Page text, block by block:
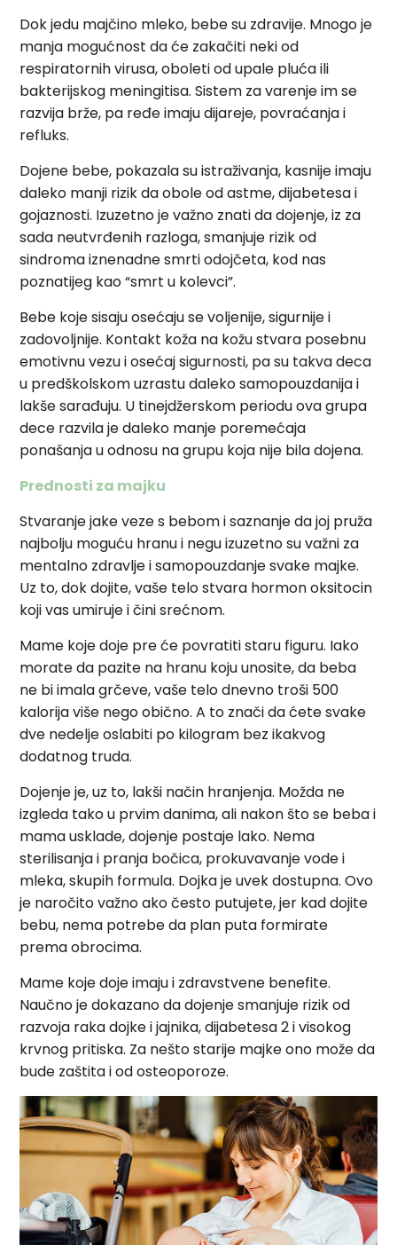
Dok jedu majčino mleko, bebe su zdravije. Mnogo je
manja mogućnost da će zakačiti neki od
respiratornih virusa, oboleti od upale pluća ili
bakterijskog meningitisa. Sistem za varenje im se
razvija brže, pa ređe imaju dijareje, povraćanja i
refluks.
Dojene bebe, pokazala su istraživanja, kasnije imaju
daleko manji rizik da obole od astme, dijabetesa i
gojaznosti. Izuzetno je važno znati da dojenje, iz za
sada neutvrđenih razloga, smanjuje rizik od
sindroma iznenadne smrti odojčeta, kod nas
poznatijeg kao “smrt u kolevci”.
Bebe koje sisaju osećaju se voljenije, sigurnije i
zadovoljnije. Kontakt koža na kožu stvara posebnu
emotivnu vezu i osećaj sigurnosti, pa su takva deca
u predškolskom uzrastu daleko samopouzdanija i
lakše sarađuju. U tinejdžerskom periodu ova grupa
dece razvila je daleko manje poremećaja
ponašanja u odnosu na grupu koja nije bila dojena.
Prednosti za majku
Stvaranje jake veze s bebom i saznanje da joj pruža
najbolju moguću hranu i negu izuzetno su važni za
mentalno zdravlje i samopouzdanje svake majke.
Uz to, dok dojite, vaše telo stvara hormon oksitocin
koji vas umiruje i čini srećnom.
Mame koje doje pre će povratiti staru figuru. Iako
morate da pazite na hranu koju unosite, da beba
ne bi imala grčeve, vaše telo dnevno troši 500
kalorija više nego obično. A to znači da ćete svake
dve nedelje oslabiti po kilogram bez ikakvog
dodatnog truda.
Dojenje je, uz to, lakši način hranjenja. Možda ne
izgleda tako u prvim danima, ali nakon što se beba i
mama usklade, dojenje postaje lako. Nema
sterilisanja i pranja bočica, prokuvavanje vode i
mleka, skupih formula. Dojka je uvek dostupna. Ovo
je naročito važno ako često putujete, jer kad dojite
bebu, nema potrebe da plan puta formirate
prema obrocima.
Mame koje doje imaju i zdravstvene benefite.
Naučno je dokazano da dojenje smanjuje rizik od
razvoja raka dojke i jajnika, dijabetesa 2 i visokog
krvnog pritiska. Za nešto starije majke ono može da
bude zaštita i od osteoporoze.